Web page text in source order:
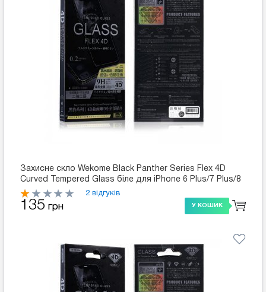
Захисне скло Wekome Black Panther Series Flex 4D
Curved Tempered Glass біле для iPhone 6 Plus/7 Plus/8
Plus
2 відгуків
135 грн У КОШИК